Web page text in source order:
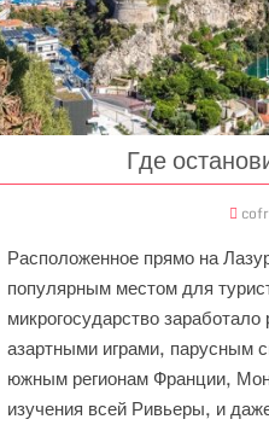
Где
Расположенное прямо на
популярным местом для
микрогосударство
азартными играми, парусным
южным регионам Франции,
изучения всей Ривьеры, и